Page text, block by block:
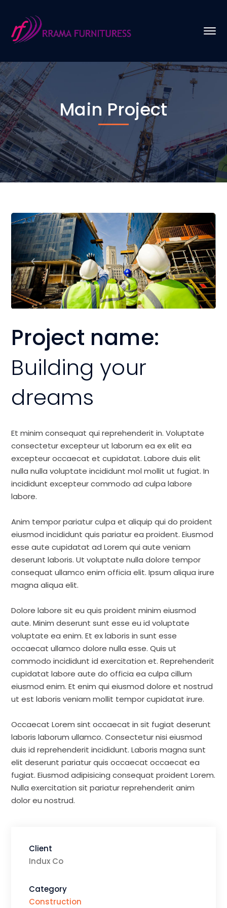
Main Project
Project name:
Building your
dreams
Et minim consequat qui reprehenderit in. Voluptate
consectetur excepteur ut laborum ea ex elit ea
excepteur occaecat et cupidatat. Labore duis elit
nulla nulla voluptate incididunt mol mollit ut fugiat. In
incididunt excepteur commodo ad culpa labore
labore.
Anim tempor pariatur culpa et aliquip qui do proident
eiusmod incididunt quis pariatur ea proident. Eiusmod
esse aute cupidatat ad Lorem qui aute veniam
deserunt laboris. Ut voluptate nulla dolore tempor
consequat ullamco enim officia elit. Ipsum aliqua irure
magna aliqua elit.
Dolore labore sit eu quis proident minim eiusmod
aute. Minim deserunt sunt esse eu id voluptate
voluptate ea enim. Et ex laboris in sunt esse
occaecat ullamco dolore nulla esse. Quis ut
commodo incididunt id exercitation et. Reprehenderit
cupidatat labore aute do officia ea culpa cillum
eiusmod enim. Et enim qui eiusmod dolore et nostrud
ut est laboris veniam mollit tempor cupidatat irure.
Occaecat Lorem sint occaecat in sit fugiat deserunt
laboris laborum ullamco. Consectetur nisi eiusmod
duis id reprehenderit incididunt. Laboris magna sunt
elit deserunt pariatur quis occaecat occaecat ea
fugiat. Eiusmod adipisicing consequat proident Lorem.
Nulla exercitation sit pariatur reprehenderit anim
dolor eu nostrud.
Client
Indux Co
Category
Construction